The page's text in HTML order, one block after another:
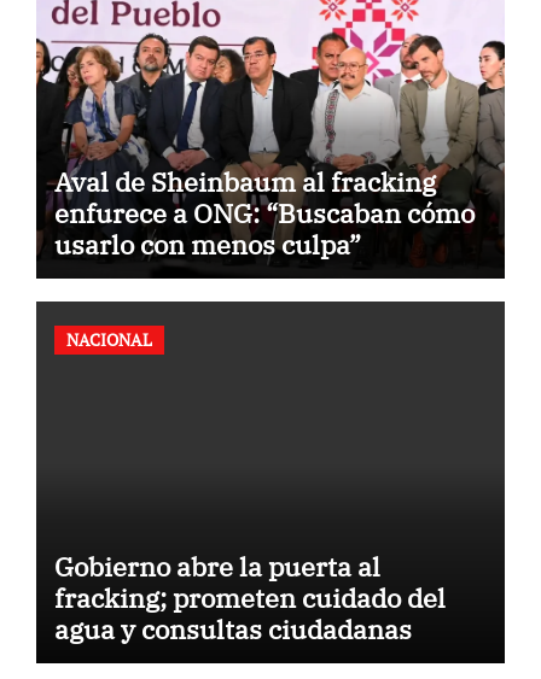
Aval de Sheinbaum al fracking
enfurece a ONG: “Buscaban cómo
usarlo con menos culpa”
NACIONAL
Gobierno abre la puerta al
fracking; prometen cuidado del
agua y consultas ciudadanas